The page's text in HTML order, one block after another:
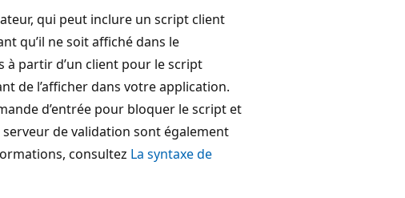
qui peut inclure un script client
qu’il ne soit affiché dans le
partir d’un client pour le script
de l’afficher dans votre application.
d’entrée pour bloquer le script et
serveur de validation sont également
consultez La syntaxe de